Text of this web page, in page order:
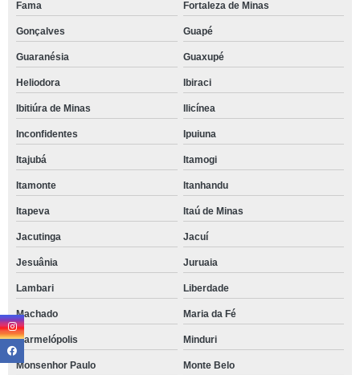
Fama Fortaleza de Minas
Gonçalves Guapé
Guaranésia Guaxupé
Heliodora Ibiraci
Ibitiúra de Minas Ilicínea
Inconfidentes Ipuiuna
Itajubá Itamogi
Itamonte Itanhandu
Itapeva Itaú de Minas
Jacutinga Jacuí
Jesuânia Juruaia
Lambari Liberdade
Machado Maria da Fé
Marmelópolis Minduri
Monsenhor Paulo Monte Belo